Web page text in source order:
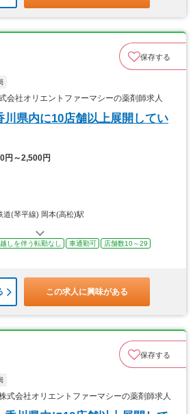
保存する
社オリエントファーマシーの薬剤師求人
川県内に10店舗以上展開してい
円～2,500円
道(琴平線) 岡本(高松)駅
しを伴う転勤なし 車通勤可
店舗数10～29
この求人に興味がある
保存する
会社オリエントファーマシーの薬剤師求人